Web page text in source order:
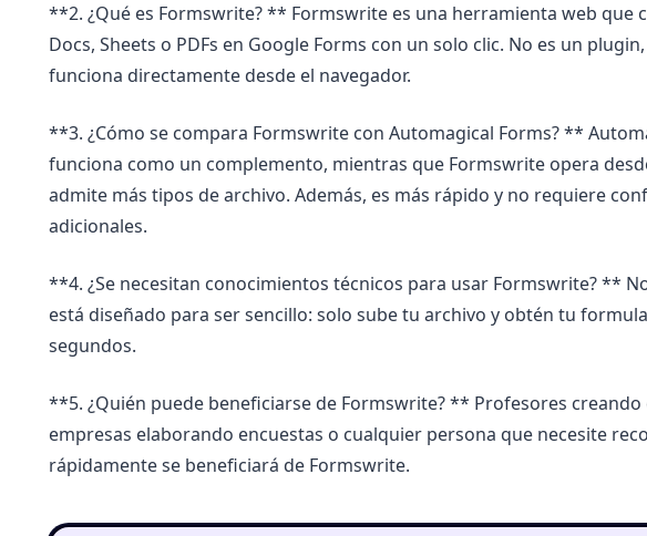
**2. ¿Qué es Formswrite? ** Formswrite es una herramienta web que
Docs, Sheets o PDFs en Google Forms con un solo clic. No es un
funciona directamente desde el navegador.
**3. ¿Cómo se compara Formswrite con Automagical Forms? **
funciona como un complemento, mientras que Formswrite opera
admite más tipos de archivo. Además, es más rápido y no requiere
adicionales.
**4. ¿Se necesitan conocimientos técnicos para usar Formswrite? **
está diseñado para ser sencillo: solo sube tu archivo y obtén tu
segundos.
**5. ¿Quién puede beneficiarse de Formswrite? ** Profesores creando
empresas elaborando encuestas o cualquier persona que necesite
rápidamente se beneficiará de Formswrite.